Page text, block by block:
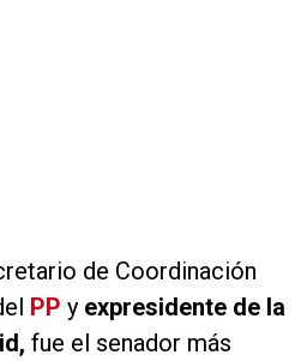
de Coordinación
PP y expresidente de la
fue el senador más